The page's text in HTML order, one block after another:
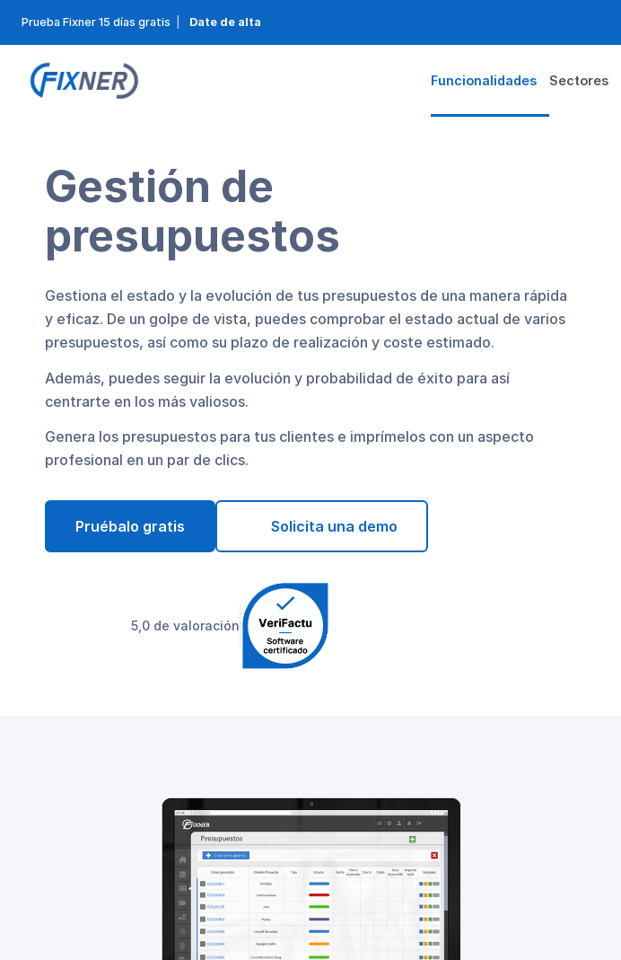
Prueba Fixner 15 días gratis Date de alta
Funcionalidades Sectores
Gestión de
presupuestos
Gestiona el estado y la evolución de tus presupuestos de una manera rápida
y eficaz. De un golpe de vista, puedes comprobar el estado actual de varios
presupuestos, así como su plazo de realización y coste estimado.
Además, puedes seguir la evolución y probabilidad de éxito para así
centrarte en los más valiosos.
Genera los presupuestos para tus clientes e imprímelos con un aspecto
profesional en un par de clics.
Pruébalo gratis Solicita una demo
5,0 de valoración